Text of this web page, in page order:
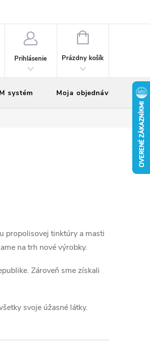
Prihlásenie
NÁKUPNÝ
Prázdny košík
systém Moja objednávka
propolisovej tinktúry a masti
na trh nové výrobky.
Zároveň sme získali
svoje úžasné látky.